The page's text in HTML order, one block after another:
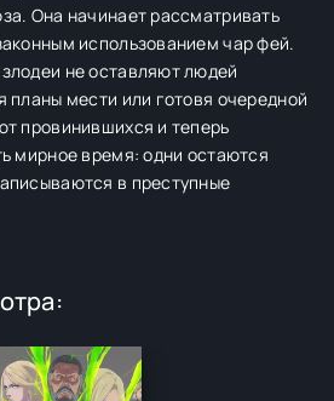
Она начинает рассматривать
использованием чар фей.
не оставляют людей
планы мести или готовя очередной
провинившихся и теперь
мирное время: одни остаются
в преступные